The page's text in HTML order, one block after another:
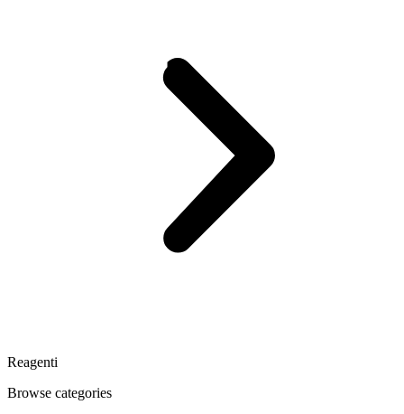
Reagenti
Browse categories